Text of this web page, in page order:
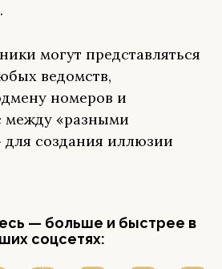
могут представляться
ведомств,
номеров и
между «разными
для создания иллюзии
— больше и быстрее в
соцсетях: